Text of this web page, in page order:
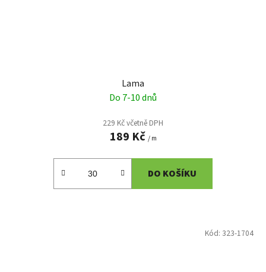
Lama
Do 7-10 dnů
229 Kč včetně DPH
189 Kč / m
DO KOŠÍKU
Kód: 323-1704